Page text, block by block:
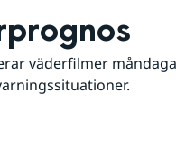
väderfilmer